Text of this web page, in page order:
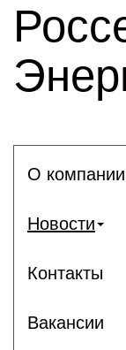
О компании
Новости
Контакты
Вакансии